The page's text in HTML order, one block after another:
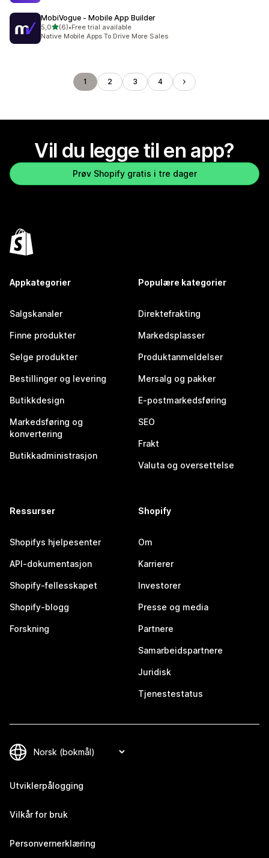
MobiVogue ‑ Mobile App Builder
5,0av 5 stjerner
(6)
Totalt 6 omtaler
•Free trial available
Native Mobile Apps To Drive More Sales
1 2 3 4
Vil du legge til en app?
Prøv Shopify gratis i tre dager
Appkategorier
Salgskanaler
Finne produkter
Selge produkter
Bestillinger og levering
Butikkdesign
Markedsføring og
konvertering
Butikkadministrasjon
Populære kategorier
Direktefrakting
Markedsplasser
Produktanmeldelser
Mersalg og pakker
E-postmarkedsføring
SEO
Frakt
Valuta og oversettelse
Ressurser
Shopifys hjelpesenter
API-dokumentasjon
Shopify-fellesskapet
Shopify-blogg
Forskning
Shopify
Om
Karrierer
Investorer
Presse og media
Partnere
Samarbeidspartnere
Juridisk
Tjenestestatus
Utviklerpålogging
Vilkår for bruk
Personvernerklæring